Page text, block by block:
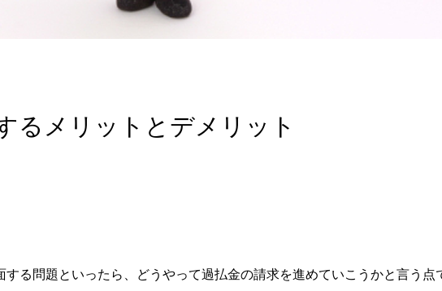
るメリットとデメリット
る問題といったら、どうやって過払金の請求を進めていこうかと言う点